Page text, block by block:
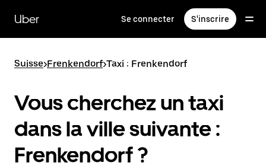
contenu
principal
Uber Se connecter S'inscrire
Suisse>Frenkendorf>Taxi : Frenkendorf
Vous cherchez un taxi
dans la ville suivante :
Frenkendorf ?